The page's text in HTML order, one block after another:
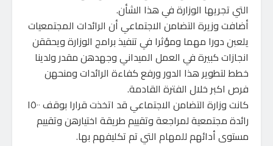
التي تجريها الوزارة في هذا الشأن.
أضافت وزيرة التضامن الاجتماعي أن الرائدات المجتمعيات
يلعبن دورا مهما ومؤثرا في تنفيذ برامج الوزارة ويحققن
انجازات كبيرة في العمل الميداني وجهدهن مقدر ولدينا
خطط لتطوير هذا الدور ورفع كفاءة الرائدات ومنحهن
فرص اكبر خلال الفترة القادمة.
كانت وزارة التضامن الاجتماعي قد اتخذت قرارا بوقف ١٥٠٠
رائدة مجتمعية لمراجعة وتقييم طريقة اختيارهن وتقييم
مستوى أدائهم للمهام التي تم تكليفهم بها.